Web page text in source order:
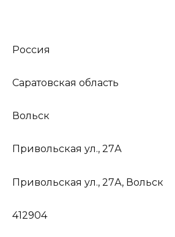
Россия
Саратовская область
Вольск
Привольская ул., 27А
Привольская ул., 27А, Вольск
412904